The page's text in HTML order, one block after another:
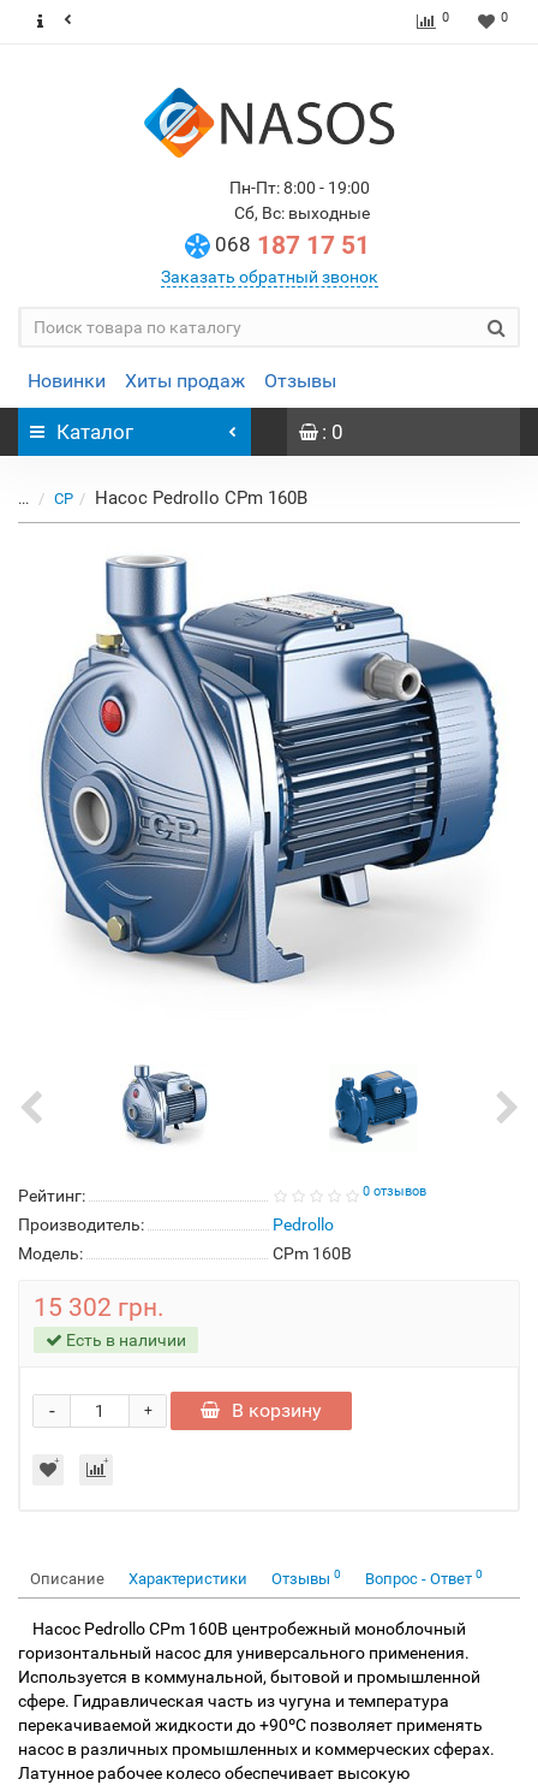
0 0
Пн-Пт: 8:00 - 19:00
Сб, Вс: выходные
068 187 17 51
Заказать обратный звонок
Новинки Хиты продаж Отзывы
Каталог : 0
... CP Насос Pedrollo CPm 160B
Рейтинг: 0 отзывов
Производитель:
Pedrollo
Модель:
CPm 160B
15 302 грн.
Есть в наличии
+
- В корзину
Описание Характеристики Отзывы 0 Вопрос - Ответ 0
Насос Pedrollo CPm 160B центробежный моноблочный
горизонтальный насос для универсального применения.
Используется в коммунальной, бытовой и промышленной
сфере. Гидравлическая часть из чугуна и температура
перекачиваемой жидкости до +90ºС позволяет применять
насос в различных промышленных и коммерческих сферах.
Латунное рабочее колесо обеспечивает высокую